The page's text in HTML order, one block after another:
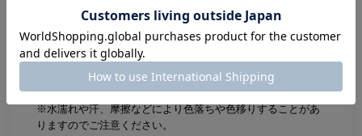
リボン：ポリエステル95％、綿5％
つば裏：ポリエステル100％
ATTENTION
※水濡れや汗、摩擦などにより色落ちや色移りすることがあ
りますのでご注意ください。